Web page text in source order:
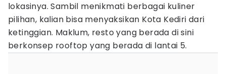
lokasinya. Sambil menikmati berbagai kuliner
pilihan, kalian bisa menyaksikan Kota Kediri dari
ketinggian. Maklum, resto yang berada di sini
berkonsep rooftop yang berada di lantai 5.